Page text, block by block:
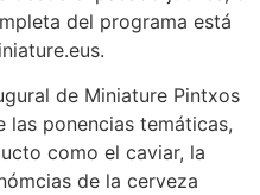
del programa está
de Miniature Pintxos
las ponencias temáticas,
como el caviar, la
de la cerveza